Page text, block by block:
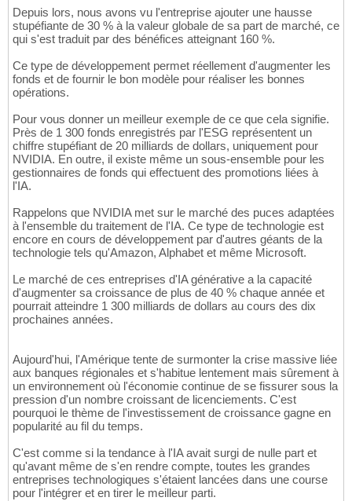
Depuis lors, nous avons vu l'entreprise ajouter une hausse
stupéfiante de 30 % à la valeur globale de sa part de marché, ce
qui s'est traduit par des bénéfices atteignant 160 %.
Ce type de développement permet réellement d'augmenter les
fonds et de fournir le bon modèle pour réaliser les bonnes
opérations.
Pour vous donner un meilleur exemple de ce que cela signifie.
Près de 1 300 fonds enregistrés par l'ESG représentent un
chiffre stupéfiant de 20 milliards de dollars, uniquement pour
NVIDIA. En outre, il existe même un sous-ensemble pour les
gestionnaires de fonds qui effectuent des promotions liées à
l'IA.
Rappelons que NVIDIA met sur le marché des puces adaptées
à l'ensemble du traitement de l'IA. Ce type de technologie est
encore en cours de développement par d'autres géants de la
technologie tels qu'Amazon, Alphabet et même Microsoft.
Le marché de ces entreprises d'IA générative a la capacité
d'augmenter sa croissance de plus de 40 % chaque année et
pourrait atteindre 1 300 milliards de dollars au cours des dix
prochaines années.
Aujourd'hui, l'Amérique tente de surmonter la crise massive liée
aux banques régionales et s'habitue lentement mais sûrement à
un environnement où l'économie continue de se fissurer sous la
pression d'un nombre croissant de licenciements. C'est
pourquoi le thème de l'investissement de croissance gagne en
popularité au fil du temps.
C'est comme si la tendance à l'IA avait surgi de nulle part et
qu'avant même de s'en rendre compte, toutes les grandes
entreprises technologiques s'étaient lancées dans une course
pour l'intégrer et en tirer le meilleur parti.